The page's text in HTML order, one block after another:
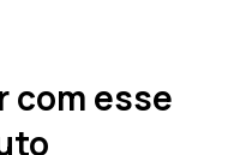
com esse